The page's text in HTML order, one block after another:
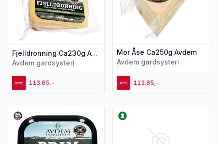
Fjelldronning Ca230g Avdem
Avdem gardsysteri
113.85,-
Mor Åse Ca250g Avdem
Avdem gardsysteri
113.85,-
Vis flere detaljer for produktet "Prim 175g Avdem"
Vis flere detaljer for